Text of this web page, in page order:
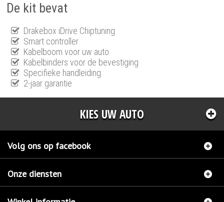
De kit bevat
Drakebox iDrive Chiptuning
Smart controller
Kabelboom voor uw auto
Kabelbinders voor de bevestiging
Specifieke handleiding
2-jaar garantie
KIES UW AUTO
Volg ons op facebook
Onze diensten